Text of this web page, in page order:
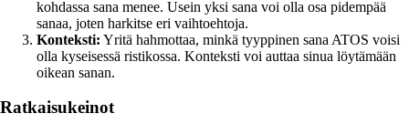
kohdassa sana menee. Usein yksi sana voi olla osa pidempää
sanaa, joten harkitse eri vaihtoehtoja.
Konteksti: Yritä hahmottaa, minkä tyyppinen sana ATOS voisi
olla kyseisessä ristikossa. Konteksti voi auttaa sinua löytämään
oikean sanan.
Ratkaisukeinot